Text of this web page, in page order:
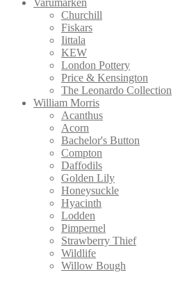
Varumärken
Churchill
Fiskars
Iittala
KEW
London Pottery
Price & Kensington
The Leonardo Collection
William Morris
Acanthus
Acorn
Bachelor's Button
Compton
Daffodils
Golden Lily
Honeysuckle
Hyacinth
Lodden
Pimpernel
Strawberry Thief
Wildlife
Willow Bough